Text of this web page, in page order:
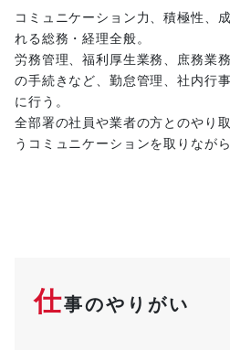
コミュニケーション力、積極性、
れる総務・経理全般。
労務管理、福利厚生業務、庶務業
の手続きなど、勤怠管理、社内行
に行う。
全部署の社員や業者の方とのやり
うコミュニケーションを取りなが
仕事のやりがい